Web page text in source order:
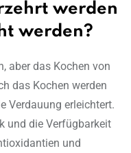
werden
werden?
aber das Kochen von
das Kochen werden
Verdauung erleichtert.
und die Verfügbarkeit
und